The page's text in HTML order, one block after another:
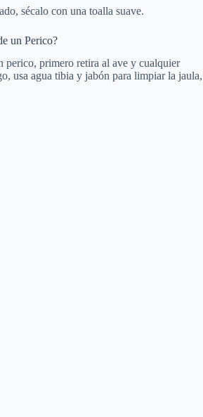
sécalo con una toalla suave.
un Perico?
perico, primero retira al ave y cualquier
usa agua tibia y jabón para limpiar la jaula,